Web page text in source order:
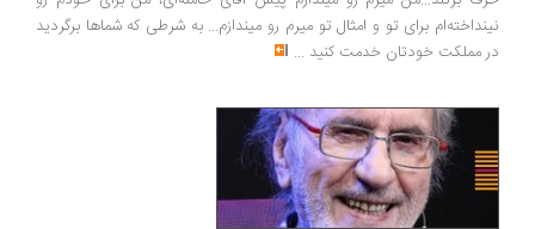
نینداخته‌ام برای تو و امثال تو میرم رو میندازم... به شرطی که شماها برگردید
در مملکت خودتان خدمت کنید ...